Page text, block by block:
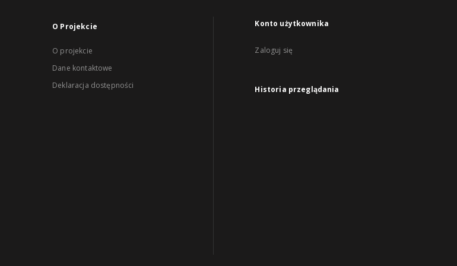
O Projekcie
O projekcie
Dane kontaktowe
Deklaracja dostępności
Konto użytkownika
Zaloguj się
Historia przeglądania